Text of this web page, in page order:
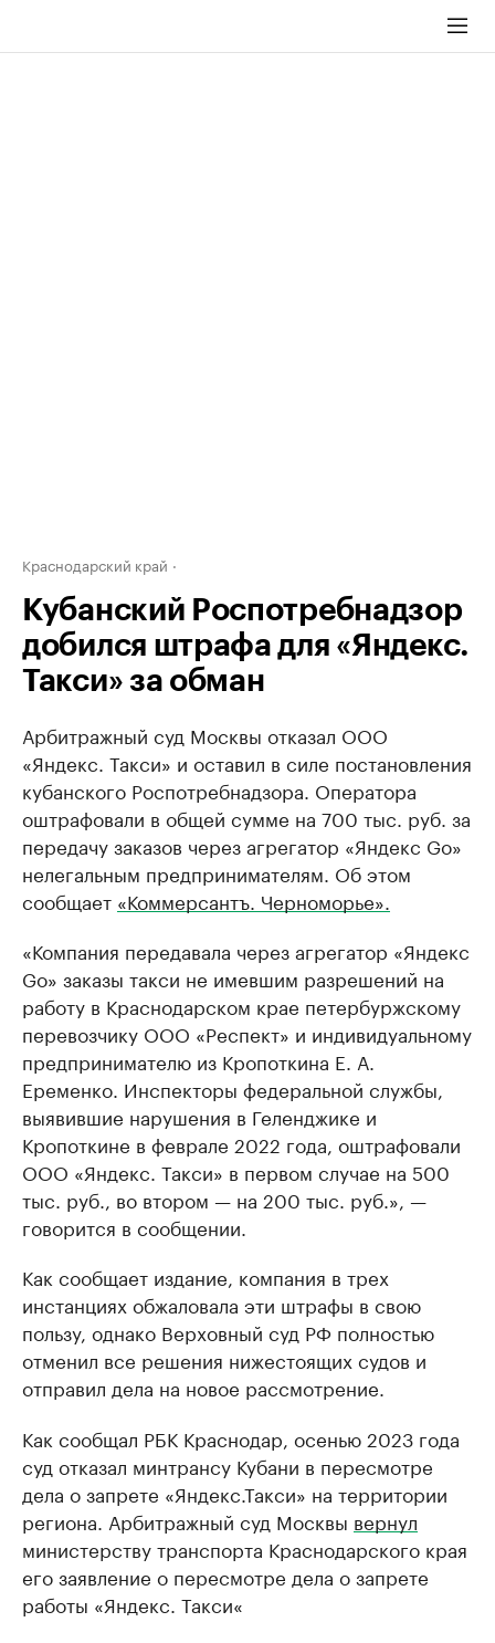
Краснодарский край
Кубанский Роспотребнадзор
добился штрафа для «Яндекс.
Такси» за обман
Арбитражный суд Москвы отказал ООО
«Яндекс. Такси» и оставил в силе постановления
кубанского Роспотребнадзора. Оператора
оштрафовали в общей сумме на 700 тыс. руб. за
передачу заказов через агрегатор «Яндекс Go»
нелегальным предпринимателям. Об этом
сообщает «Коммерсантъ. Черноморье».
«Компания передавала через агрегатор «Яндекс
Go» заказы такси не имевшим разрешений на
работу в Краснодарском крае петербуржскому
перевозчику ООО «Респект» и индивидуальному
предпринимателю из Кропоткина Е. А.
Еременко. Инспекторы федеральной службы,
выявившие нарушения в Геленджике и
Кропоткине в феврале 2022 года, оштрафовали
ООО «Яндекс. Такси» в первом случае на 500
тыс. руб., во втором — на 200 тыс. руб.», —
говорится в сообщении.
Как сообщает издание, компания в трех
инстанциях обжаловала эти штрафы в свою
пользу, однако Верховный суд РФ полностью
отменил все решения нижестоящих судов и
отправил дела на новое рассмотрение.
Как сообщал РБК Краснодар, осенью 2023 года
суд отказал минтрансу Кубани в пересмотре
дела о запрете «Яндекс.Такси» на территории
региона. Арбитражный суд Москвы вернул
министерству транспорта Краснодарского края
его заявление о пересмотре дела о запрете
работы «Яндекс. Такси«